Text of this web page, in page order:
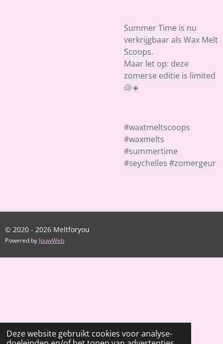
Deze website gebruikt cookies voor analyse-
Summer Time is nu
verkrijgbaar als Wax Melt
Scoops.
Maar let op: deze
zomerse editie is limited
🐚☀️
#waxtmeltscoops
#waxmelts
#summertime
#seychelles #zomergeur
© 2020 - 2026 Meltforyou
Powered by JouwWeb